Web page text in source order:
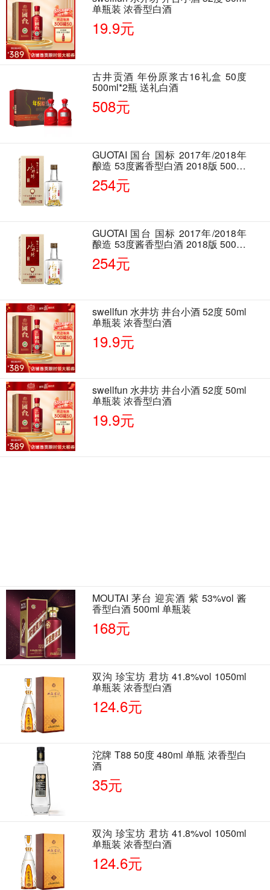
单瓶装 浓香型白酒
19.9元
古井贡酒 年份原浆古16礼盒 50度
500ml*2瓶 送礼白酒
508元
GUOTAI 国台 国标 2017年/2018年
酿造 53度酱香型白酒 2018版 500ml
单瓶装
254元
GUOTAI 国台 国标 2017年/2018年
酿造 53度酱香型白酒 2018版 500ml
单瓶装
254元
swellfun 水井坊 井台小酒 52度 50ml
单瓶装 浓香型白酒
19.9元
swellfun 水井坊 井台小酒 52度 50ml
单瓶装 浓香型白酒
19.9元
MOUTAI 茅台 迎宾酒 紫 53%vol 酱
香型白酒 500ml 单瓶装
168元
双沟 珍宝坊 君坊 41.8%vol 1050ml
单瓶装 浓香型白酒
124.6元
沱牌 T88 50度 480ml 单瓶 浓香型白
酒
35元
双沟 珍宝坊 君坊 41.8%vol 1050ml
单瓶装 浓香型白酒
124.6元